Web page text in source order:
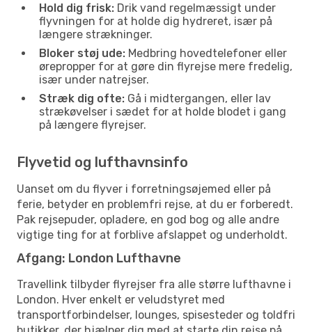
Hold dig frisk: Drik vand regelmæssigt under
flyvningen for at holde dig hydreret, især på
længere strækninger.
Bloker støj ude: Medbring hovedtelefoner eller
ørepropper for at gøre din flyrejse mere fredelig,
især under natrejser.
Stræk dig ofte: Gå i midtergangen, eller lav
strækøvelser i sædet for at holde blodet i gang
på længere flyrejser.
Flyvetid og lufthavnsinfo
Uanset om du flyver i forretningsøjemed eller på
ferie, betyder en problemfri rejse, at du er forberedt.
Pak rejsepuder, opladere, en god bog og alle andre
vigtige ting for at forblive afslappet og underholdt.
Afgang: London Lufthavne
Travellink tilbyder flyrejser fra alle større lufthavne i
London. Hver enkelt er veludstyret med
transportforbindelser, lounges, spisesteder og toldfri